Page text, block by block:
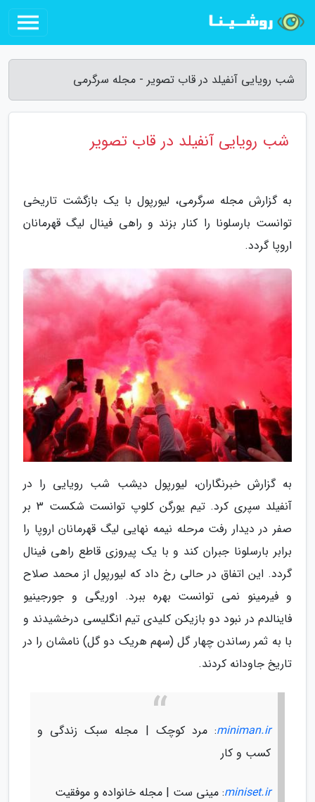
شب رویایی آنفیلد در قاب تصویر - مجله سرگرمی
شب رویایی آنفیلد در قاب تصویر
به گزارش مجله سرگرمی، لیورپول با یک بازگشت تاریخی
توانست بارسلونا را کنار بزند و راهی فینال لیگ قهرمانان
اروپا گردد.
به گزارش خبرنگاران، لیورپول دیشب شب رویایی را در
آنفیلد سپری کرد. تیم یورگن کلوپ توانست شکست 3 بر
صفر در دیدار رفت مرحله نیمه نهایی لیگ قهرمانان اروپا را
برابر بارسلونا جبران کند و با یک پیروزی قاطع راهی فینال
گردد. این اتفاق در حالی رخ داد که لیورپول از محمد صلاح
و فیرمینو نمی توانست بهره ببرد. اوریگی و جورجینیو
فاینالدم در نبود دو بازیکن کلیدی تیم انگلیسی درخشیدند و
با به ثمر رساندن چهار گل (سهم هریک دو گل) نامشان را در
تاریخ جاودانه کردند.
miniman.ir: مرد کوچک | مجله سبک زندگی و
کسب و کار
miniset.ir: مینی ست | مجله خانواده و موفقیت